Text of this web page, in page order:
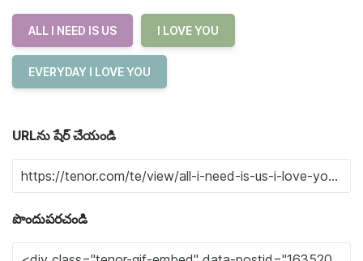
ALL I NEED IS US I LOVE YOU
EVERYDAY I LOVE YOU
URLను షేర్ చేయండి
పొందుపరచండి